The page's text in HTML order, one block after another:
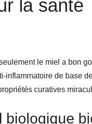
la santé
le miel a bon
inflammatoire de base
curatives
biologique